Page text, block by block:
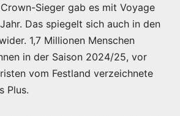
Sieger gab es mit Voyage
Das spiegelt sich auch in den
1,7 Millionen Menschen
in der Saison 2024/25, vor
vom Festland verzeichnete
Plus.